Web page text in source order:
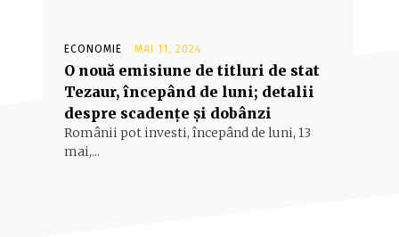
ECONOMIE MAI 11, 2024
O nouă emisiune de titluri de stat
Tezaur, începând de luni; detalii
despre scadențe și dobânzi
Românii pot investi, începând de luni, 13
mai,...